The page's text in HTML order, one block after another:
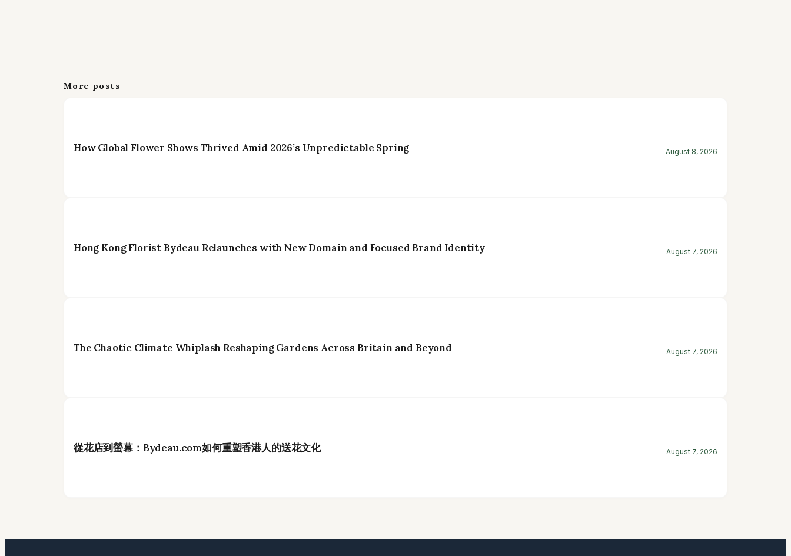
More posts
How Global Flower Shows Thrived Amid 2026’s Unpredictable Spring August 8, 2026
Hong Kong Florist Bydeau Relaunches with New Domain and Focused Brand Identity August 7, 2026
The Chaotic Climate Whiplash Reshaping Gardens Across Britain and Beyond August 7, 2026
從花店到螢幕：Bydeau.com如何重塑香港人的送花文化 August 7, 2026